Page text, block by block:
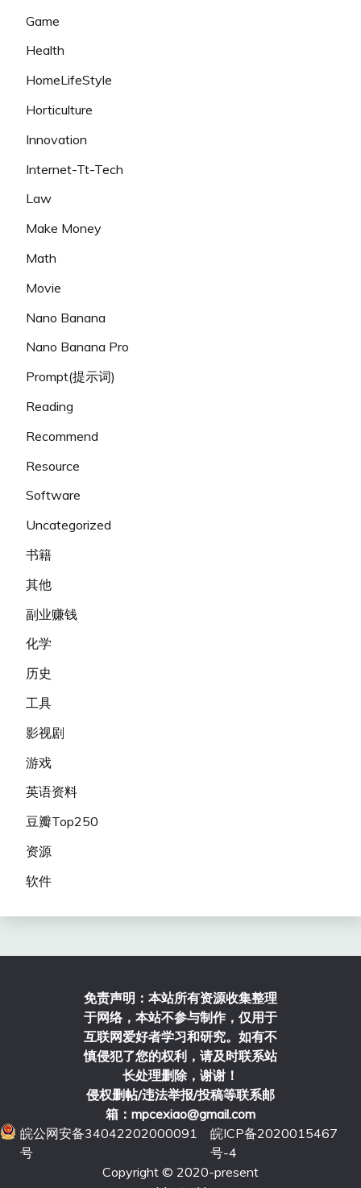
Game
Health
HomeLifeStyle
Horticulture
Innovation
Internet-Tt-Tech
Law
Make Money
Math
Movie
Nano Banana
Nano Banana Pro
Prompt(提示词)
Reading
Recommend
Resource
Software
Uncategorized
书籍
其他
副业赚钱
化学
历史
工具
影视剧
游戏
英语资料
豆瓣Top250
资源
软件
免责声明：本站所有资源收集整理
于网络，本站不参与制作，仅用于
互联网爱好者学习和研究。如有不
慎侵犯了您的权利，请及时联系站
长处理删除，谢谢！
侵权删帖/违法举报/投稿等联系邮
箱：mpcexiao@gmail.com
皖公网安备34042202000091
号
皖ICP备2020015467
号-4
Copyright © 2020-present